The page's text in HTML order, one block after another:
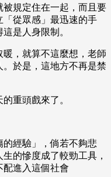
規定住在一起，而且要
從眾感」最迅速的手
是人身限制。
，就算不這麼想，老師
於是，這地方不再是禁
重頭戲來了。
經驗」，倘若不夠悲
的慘度成了較勁工具，
配進入這個社會